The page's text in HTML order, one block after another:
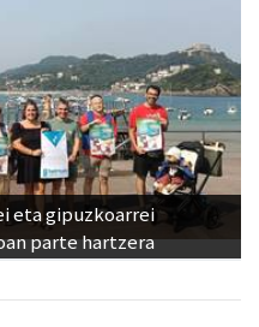
eta gipuzkoarrei
parte hartzera